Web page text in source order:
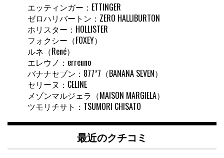
エッティンガー：ETTINGER
ゼロハリバートン：ZERO HALLIBURTON
ホリスター：HOLLISTER
フォクシー（FOXEY）
ルネ（René）
エレウノ：erreuno
バナナセブン：877*7（BANANA SEVEN）
セリーヌ：CELINE
メゾンマルジェラ（MAISON MARGIELA）
ツモリチサト：TSUMORI CHISATO
最近のクチコミ